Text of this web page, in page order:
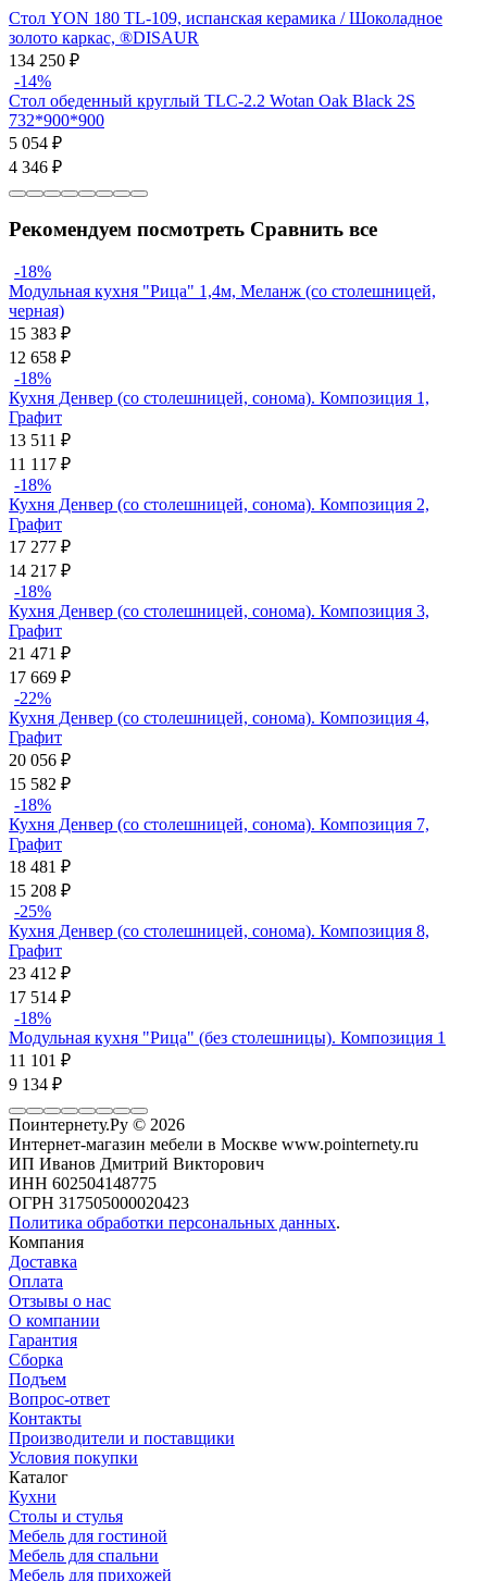
Стол YON 180 TL-109, испанская керамика / Шоколадное
золото каркас, ®DISAUR
134 250 ₽
-14%
Стол обеденный круглый TLC-2.2 Wotan Oak Black 2S
732*900*900
5 054 ₽
4 346 ₽
Рекомендуем посмотреть Сравнить все
-18%
Модульная кухня "Рица" 1,4м, Меланж (со столешницей,
черная)
15 383 ₽
12 658 ₽
-18%
Кухня Денвер (со столешницей, сонома). Композиция 1,
Графит
13 511 ₽
11 117 ₽
-18%
Кухня Денвер (со столешницей, сонома). Композиция 2,
Графит
17 277 ₽
14 217 ₽
-18%
Кухня Денвер (со столешницей, сонома). Композиция 3,
Графит
21 471 ₽
17 669 ₽
-22%
Кухня Денвер (со столешницей, сонома). Композиция 4,
Графит
20 056 ₽
15 582 ₽
-18%
Кухня Денвер (со столешницей, сонома). Композиция 7,
Графит
18 481 ₽
15 208 ₽
-25%
Кухня Денвер (со столешницей, сонома). Композиция 8,
Графит
23 412 ₽
17 514 ₽
-18%
Модульная кухня "Рица" (без столешницы). Композиция 1
11 101 ₽
9 134 ₽
Поинтернету.Ру © 2026
Интернет-магазин мебели в Москве www.pointernety.ru
ИП Иванов Дмитрий Викторович
ИНН 602504148775
ОГРН 317505000020423
Политика обработки персональных данных.
Компания
Доставка
Оплата
Отзывы о нас
О компании
Гарантия
Сборка
Подъем
Вопрос-ответ
Контакты
Производители и поставщики
Условия покупки
Каталог
Кухни
Столы и стулья
Мебель для гостиной
Мебель для спальни
Мебель для прихожей